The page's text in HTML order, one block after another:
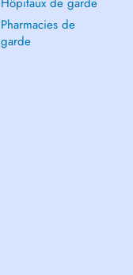
Pharmacies de
garde